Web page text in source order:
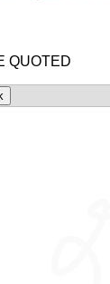
QUOTED